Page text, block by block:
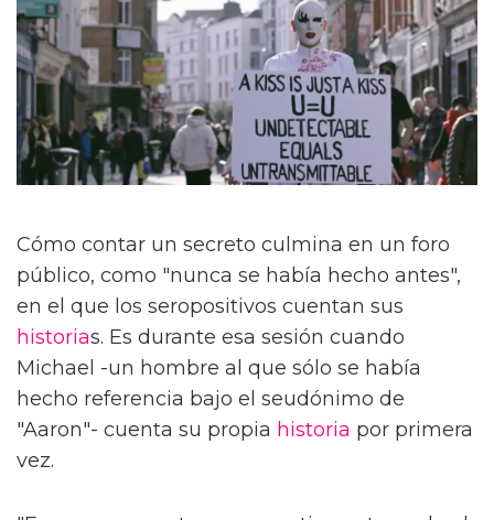
Cómo contar un secreto culmina en un foro
público, como "nunca se había hecho antes",
en el que los seropositivos cuentan sus
historias. Es durante esa sesión cuando
Michael -un hombre al que sólo se había
hecho referencia bajo el seudónimo de
"Aaron"- cuenta su propia historia por primera
vez.